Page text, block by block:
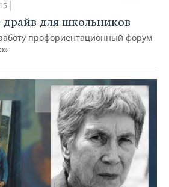
драйв для школьников
профориентационный форум